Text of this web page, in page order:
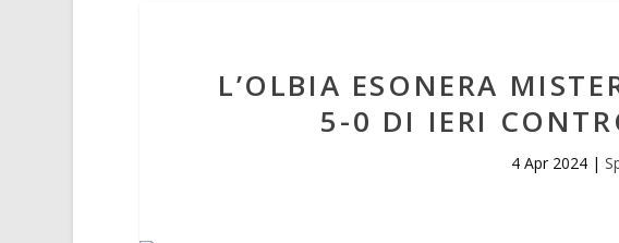
L’OLBIA ESONERA
5-0 DI IERI
4 Apr 2024 |